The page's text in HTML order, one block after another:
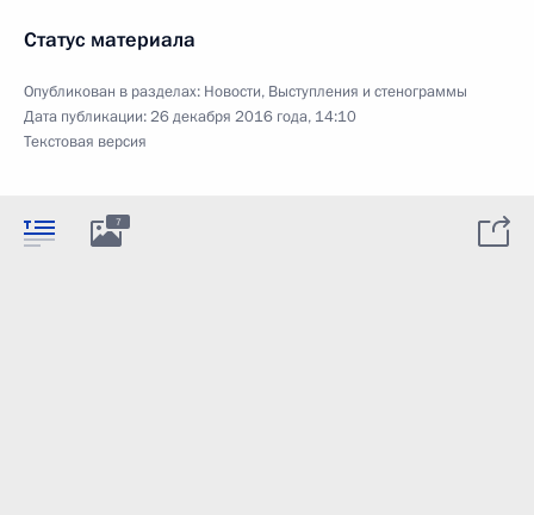
Статус материала
Опубликован в разделах: Новости, Выступления и стенограммы
Дата публикации:26 декабря 2016 года, 14:10
Текстовая версия
7